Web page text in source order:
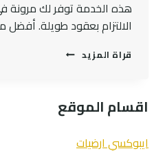
هذه الخدمة توفر لك مرونة
الالتزام بعقود طويلة.
قراة المزيد رقم
جدة0545300912
–
اقسام الموقع
ايبوكسي ارضيات